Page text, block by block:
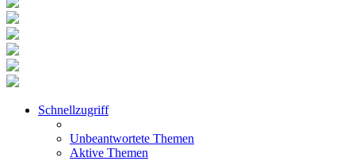
Schnellzugriff
Unbeantwortete Themen
Aktive Themen